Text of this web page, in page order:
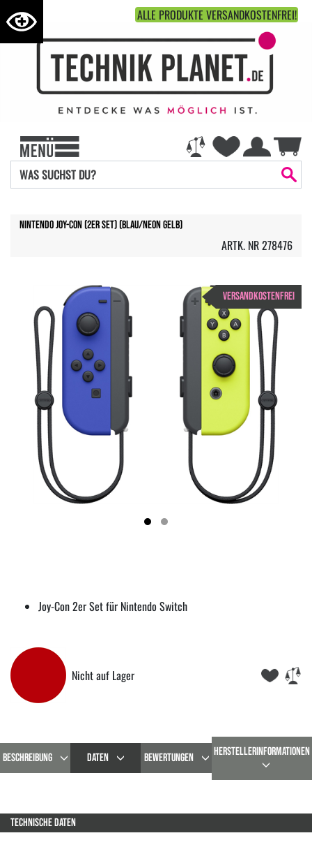
ALLE PRODUKTE VERSANDKOSTENFREI!
Nintendo Joy-Con (2er Set) (blau/neon gelb)
ARTK. NR 278476
VERSANDKOSTENFREI
Joy-Con 2er Set für Nintendo Switch
Nicht auf Lager
BESCHREIBUNG DATEN BEWERTUNGEN HERSTELLERINFORMATIONEN
TECHNISCHE DATEN